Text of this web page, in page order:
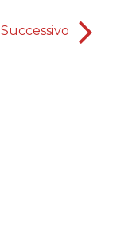
Successivo